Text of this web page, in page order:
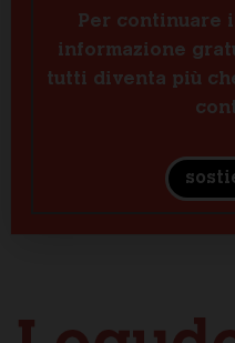
Per continuare
informazione
tutti diventa più